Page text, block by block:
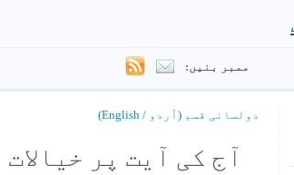
ممبر بنیں:
دولسانی قسم (اُردو / English)
آج کی آیت پر خیالات